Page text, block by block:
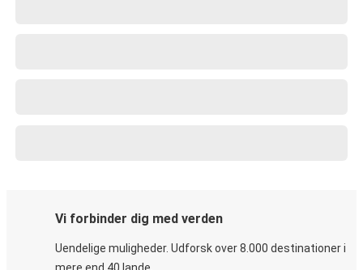
Vi forbinder dig med verden
Uendelige muligheder. Udforsk over 8.000 destinationer i